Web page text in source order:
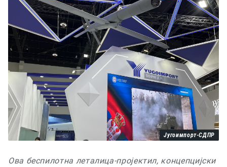
Југоимпорт-СДПР
Ова беспилотна леталица-пројектил, концепцијски